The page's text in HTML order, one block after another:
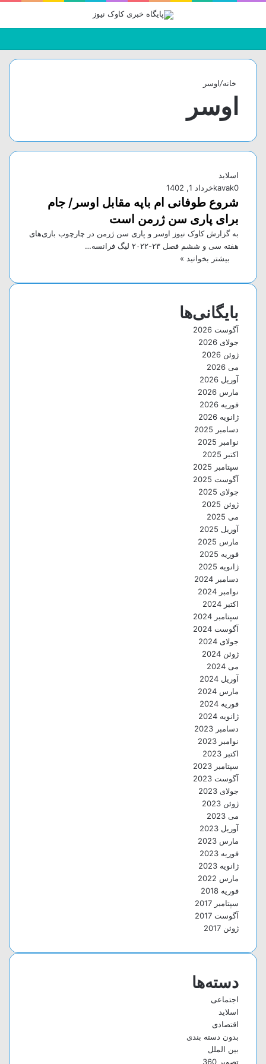
خانه/اوسر
اوسر
اسلاید
kavakخرداد 1, 1402 0
شروع طوفانی ام باپه مقابل اوسر/ جام
برای پاری سن ژرمن است
به گزارش کاوک نیوز اوسر و پاری سن ژرمن در چارچوب بازی‌های
هفته سی و ششم فصل ۲۳-۲۰۲۲ لیگ فرانسه…
بیشتر بخوانید »
بایگانی‌ها
آگوست 2026
جولای 2026
ژوئن 2026
می 2026
آوریل 2026
مارس 2026
فوریه 2026
ژانویه 2026
دسامبر 2025
نوامبر 2025
اکتبر 2025
سپتامبر 2025
آگوست 2025
جولای 2025
ژوئن 2025
می 2025
آوریل 2025
مارس 2025
فوریه 2025
ژانویه 2025
دسامبر 2024
نوامبر 2024
اکتبر 2024
سپتامبر 2024
آگوست 2024
جولای 2024
ژوئن 2024
می 2024
آوریل 2024
مارس 2024
فوریه 2024
ژانویه 2024
دسامبر 2023
نوامبر 2023
اکتبر 2023
سپتامبر 2023
آگوست 2023
جولای 2023
ژوئن 2023
می 2023
آوریل 2023
مارس 2023
فوریه 2023
ژانویه 2023
مارس 2022
فوریه 2018
سپتامبر 2017
آگوست 2017
ژوئن 2017
دسته‌ها
اجتماعی
اسلاید
اقتصادی
بدون دسته بندی
بین الملل
تصویر 360